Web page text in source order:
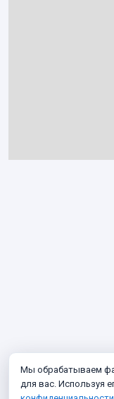
Мы обрабатываем
для вас. Используя